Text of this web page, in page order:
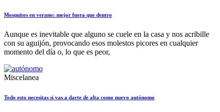
Mosquitos en verano: mejor fuera que dentro
Aunque es inevitable que alguno se cuele en la casa y nos acribille
con su aguijón, provocando esos molestos picores en cualquier
momento del día o, lo que es peor,
Miscelanea
Todo esto necesitas si vas a darte de alta como nuevo autónomo